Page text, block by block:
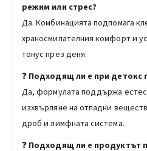
режим или стрес?
Да. Комбинацията подпомага
храносмилателния комфорт и
тонус през деня.
❓ Подходящ ли е при детокс
Да, формулата поддържа
изхвърляне на отпадни
дроб и лимфната система.
❓ Подходящ ли е продуктът